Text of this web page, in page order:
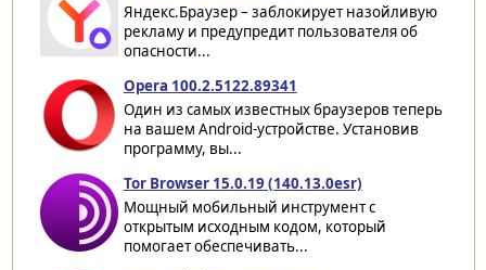
Яндекс.Браузер – заблокирует назойливую
рекламу и предупредит пользователя об
опасности...
Opera 100.2.5122.89341
Один из самых известных браузеров теперь
на вашем Android-устройстве. Установив
программу, вы...
Tor Browser 15.0.19 (140.13.0esr)
Мощный мобильный инструмент с
открытым исходным кодом, который
помогает обеспечивать...